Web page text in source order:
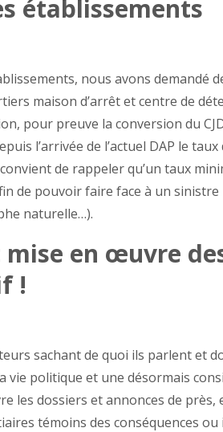
établissements
nous avons demandé
maison d’arrêt et centre de
pour preuve la conversion du
l’arrivée de l’actuel DAP le taux
de rappeler qu’un taux
de pouvoir faire face à un
naturelle…).
en œuvre
!
sachant de quoi ils parlent et
vie politique et une désormais
les dossiers et annonces de
témoins des conséquences ou